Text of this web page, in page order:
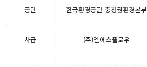
공단 한국환경공단 충청권환경본부
사급 (주)엠에스플로우